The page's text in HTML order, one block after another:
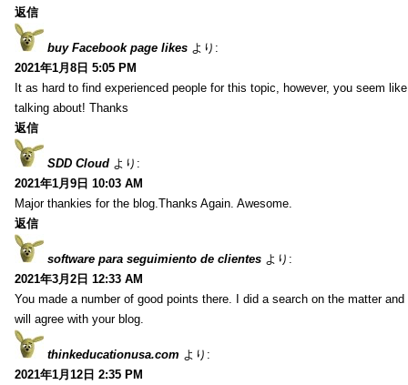
返信
buy Facebook page likes より:
2021年1月8日 5:05 PM
It as hard to find experienced people for this topic, however, you seem
talking about! Thanks
返信
SDD Cloud より:
2021年1月9日 10:03 AM
Major thankies for the blog.Thanks Again. Awesome.
返信
software para seguimiento de clientes より:
2021年3月2日 12:33 AM
You made a number of good points there. I did a search on the matter
will agree with your blog.
thinkeducationusa.com より:
2021年1月12日 2:35 PM